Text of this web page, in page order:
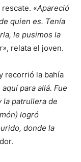
«Apareció
quien es. Tenía
le pusimos la
, relata el joven.
recorrió la bahía
para allá. Fue
la patrullera de
logró
donde la